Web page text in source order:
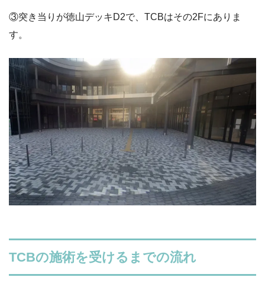
③突き当りが徳山デッキD2で、TCBはその2Fにありま
す。
TCBの施術を受けるまでの流れ